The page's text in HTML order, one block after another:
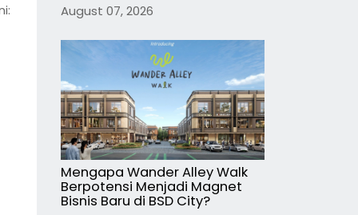
August 07, 2026
Mengapa Wander Alley Walk
Berpotensi Menjadi Magnet
Bisnis Baru di BSD City?